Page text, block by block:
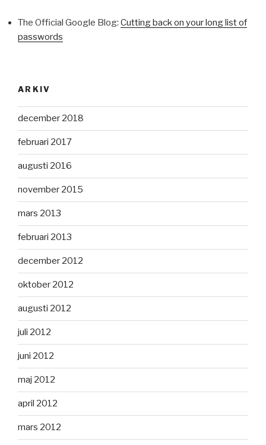
The Official Google Blog: Cutting back on your long list of
passwords
ARKIV
december 2018
februari 2017
augusti 2016
november 2015
mars 2013
februari 2013
december 2012
oktober 2012
augusti 2012
juli 2012
juni 2012
maj 2012
april 2012
mars 2012